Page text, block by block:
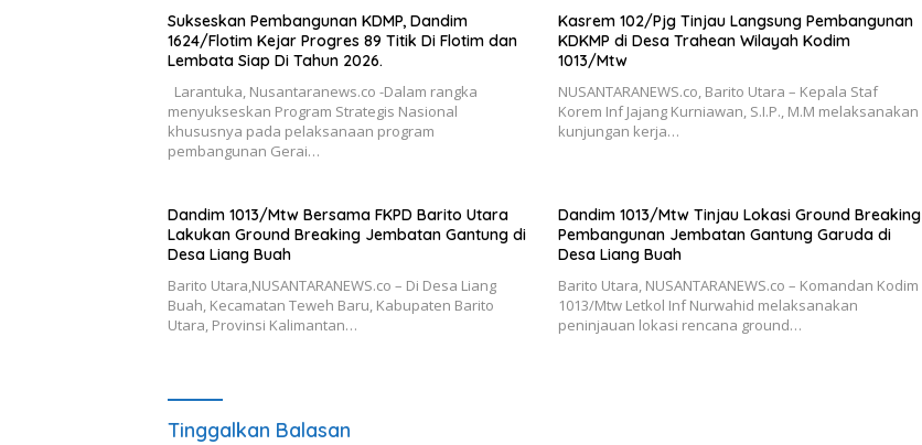
Sukseskan Pembangunan KDMP, Dandim
1624/Flotim Kejar Progres 89 Titik Di Flotim dan
Lembata Siap Di Tahun 2026.
Larantuka, Nusantaranews.co -Dalam rangka
menyukseskan Program Strategis Nasional
khususnya pada pelaksanaan program
pembangunan Gerai…
Kasrem 102/Pjg Tinjau Langsung Pembangunan
KDKMP di Desa Trahean Wilayah Kodim
1013/Mtw
NUSANTARANEWS.co, Barito Utara – Kepala Staf
Korem Inf Jajang Kurniawan, S.I.P., M.M melaksanakan
kunjungan kerja…
Dandim 1013/Mtw Bersama FKPD Barito Utara
Lakukan Ground Breaking Jembatan Gantung di
Desa Liang Buah
Barito Utara,NUSANTARANEWS.co – Di Desa Liang
Buah, Kecamatan Teweh Baru, Kabupaten Barito
Utara, Provinsi Kalimantan…
Dandim 1013/Mtw Tinjau Lokasi Ground Breaking
Pembangunan Jembatan Gantung Garuda di
Desa Liang Buah
Barito Utara, NUSANTARANEWS.co – Komandan Kodim
1013/Mtw Letkol Inf Nurwahid melaksanakan
peninjauan lokasi rencana ground…
Tinggalkan Balasan